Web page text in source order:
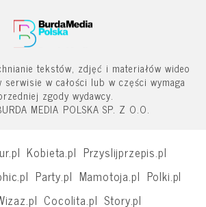
tekstów, zdjęć i materiałów wideo
w całości lub w części wymaga
zgody wydawcy.
MEDIA POLSKA SP. Z O.O.
Kobieta.pl Przyslijprzepis.pl
Party.pl Mamotoja.pl Polki.pl
Cocolita.pl Story.pl